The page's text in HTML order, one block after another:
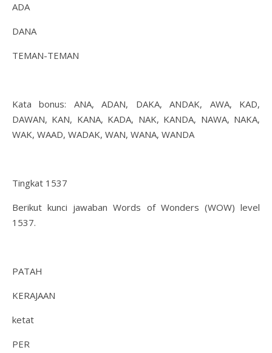
ADA
DANA
TEMAN-TEMAN
Kata bonus: ANA, ADAN, DAKA, ANDAK, AWA, KAD,
DAWAN, KAN, KANA, KADA, NAK, KANDA, NAWA, NAKA,
WAK, WAAD, WADAK, WAN, WANA, WANDA
Tingkat 1537
Berikut kunci jawaban Words of Wonders (WOW) level
1537.
PATAH
KERAJAAN
ketat
PER